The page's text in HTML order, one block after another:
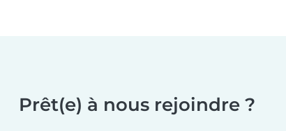
Prêt(e) à nous rejoindre ?